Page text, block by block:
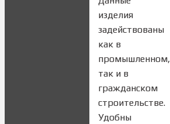
изделия
задействованы
как в
промышленном,
так и в
гражданском
строительстве.
Удобны